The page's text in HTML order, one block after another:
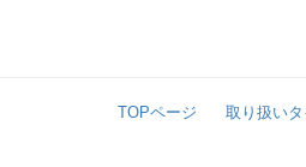
TOPページ 取り扱い